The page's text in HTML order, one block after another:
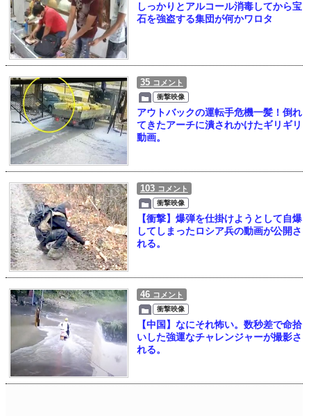
しっかりとアルコール消毒してから宝
石を強盗する集団が何かワロタ
35 コメント
衝撃映像
アウトバックの運転手危機一髪！倒れ
てきたアーチに潰されかけたギリギリ
動画。
103 コメント
衝撃映像
【衝撃】爆弾を仕掛けようとして自爆
してしまったロシア兵の動画が公開さ
れる。
46 コメント
衝撃映像
【中国】なにそれ怖い。数秒差で命拾
いした強運なチャレンジャーが撮影さ
れる。